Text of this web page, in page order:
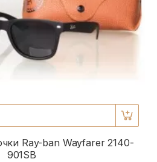
Ray-ban Wayfarer 2140-
901SB